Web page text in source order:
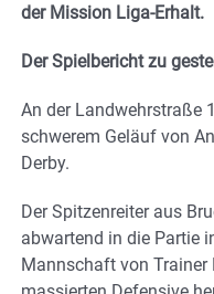
der Mission Liga-Erhalt.
Der Spielbericht zu
An der Landwehrstraße
schwerem Geläuf von
Derby.
Der Spitzenreiter aus
abwartend in die Partie
Mannschaft von Trainer